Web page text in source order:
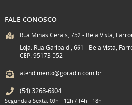
FALE CONOSCO
Rua Minas Gerais, 752 - Bela Vista,
Loja: Rua Garibaldi, 661 - Bela Vista,
CEP: 95173-052
atendimento@goradin.com.br
(54)3268-6804
Segunda a Sexta: 09h - 12h / 14h - 18h